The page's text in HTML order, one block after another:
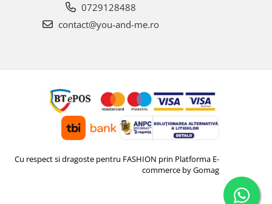
0729128488
contact@you-and-me.ro
Cu respect si dragoste pentru FASHION prin Platforma E-
commerce by Gomag